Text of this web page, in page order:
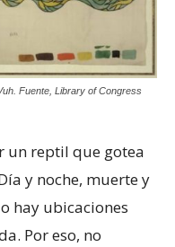
Fuente, Library of Congress
un reptil que gotea
y noche, muerte y
hay ubicaciones
Por eso, no